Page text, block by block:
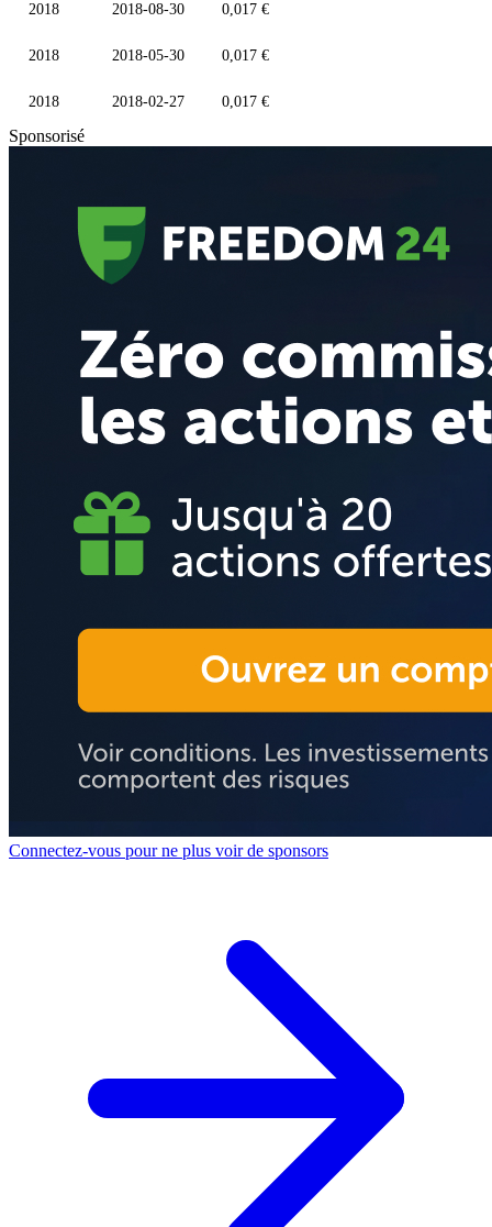
2018 2018-08-30 0,017 €
2018 2018-05-30 0,017 €
2018 2018-02-27 0,017 €
Sponsorisé
Connectez-vous pour ne plus voir de sponsors